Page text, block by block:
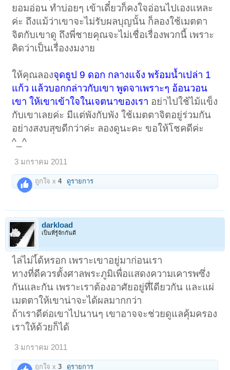
ยอมอ่อน ทำบ่อยๆ เข้าเดี๋ยวก็คงใจอ่อนไปเองแหละ
ค่ะ ถึงแม้ว่าเขาจะไม่รับผลบุญนั้น ก็ลองใช้เมตตา
จิตกับเขาดู ถึงพี่ชายคุณจะไม่เชื่อเรื่องพวกนี้ เพราะ
คิดว่าเป็นเรื่องงมงาย
ให้คุณลองจุดธูป 9 ดอก กลางแจ้ง พร้อมน้ำเปล่า 1
แก้ว แล้วบอกกล่าวกับเขา พูดจาเพราะๆ อ้อนวอน
เขา ให้เขาเข้าใจในเจตนาของเรา อย่าไปใช้ไม้แข็ง
กับเขาเลยค่ะ มีแต่พังกับพัง ใช้เมตตาจิตอยู่ร่วมกัน
อย่างสงบสุขดีกว่าค่ะ ลองดูนะคะ ขอให้โชคดีค่ะ
^_^
3 มกราคม 2011
ถูกใจ x4 ดูรายการ
darkload
เป็นที่รู้จักกันดี
ไล่ไม่ไ้ด้หรอก เพราะเขาอยู่มาก่อนเรา
ทางที่ดีควรตั้งศาลพระภูมิเพื่อแสดงความเคารพซึ่ง
กันและกัน เพราะเราต้องอาศัยอยู่ที่เีดียวกัน และแผ่
เมตตาให้เขาน่าจะได้ผลมากกว่า
ถ้าเราดีต่อเขาไปนานๆ เขาอาจจะช่วยดูแลคุ้มครอง
เราให้ด้วยก็ได้
3 มกราคม 2011
ถูกใจ x3 ดูรายการ